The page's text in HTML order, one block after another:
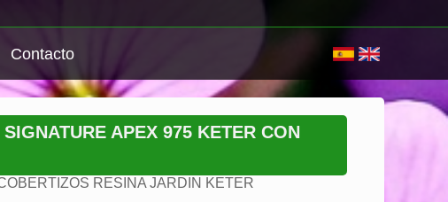
Contacto
APEX 975 KETER CON
RESINA JARDIN KETER